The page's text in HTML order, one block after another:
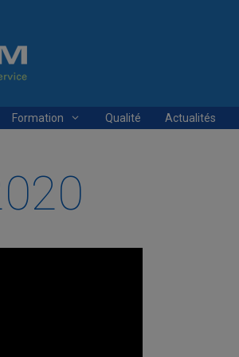
Formation Qualité Actualités